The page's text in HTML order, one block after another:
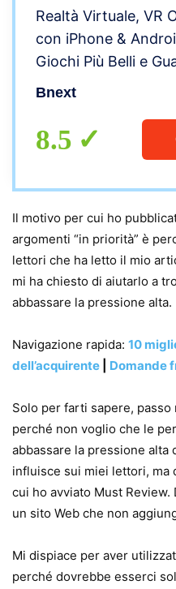
Realtà Virtuale, VR
con iPhone &
Giochi Più Belli e
Con Questi Nuovi
Bnext
8.5
Il motivo per cui ho
argomenti “in priorità” è
lettori che ha letto il mio
mi ha chiesto di aiutarlo a
abbassare la pressione alta.
Navigazione rapida: 10
dell’acquirente
Domande
Solo per farti sapere,
perché non voglio che le
abbassare la pressione alta
influisce sui miei lettori, ma
cui ho avviato Must
un sito Web che non
Mi dispiace per aver
perché dovrebbe esserci